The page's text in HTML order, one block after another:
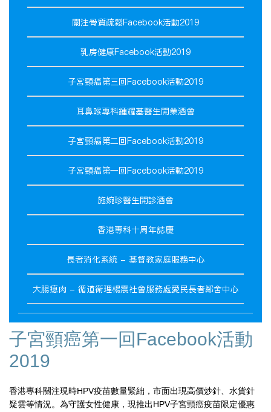
關注骨質疏鬆Facebook活動2019
乳房健康Facebook活動2019
子宮頸癌第三回Facebook活動2019
耳鼻喉專科鍾耀基醫生開業酒會
子宮頸癌第二回Facebook活動2019
子宮頸癌第一回Facebook活動2019
施婉珍醫生開診酒會
香港專科十周年誌慶
長者消化系統 - 基督教家庭服務中心
大腸瘜肉 - 循道衛理楊震社會服務處愛民長者鄰舍中心
子宮頸癌第一回Facebook活動
2019
香港專科關注現時HPV疫苗數量緊絀，市面出現高價炒針、水貨針
疑雲等情況。為守護女性健康，現推出HPV子宮頸癌疫苗限定優惠